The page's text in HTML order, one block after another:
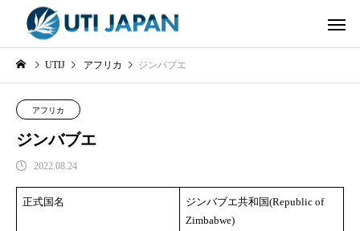
UTIJ アフリカ ジンバブエ
アフリカ
ジンバブエ
2022.08.24
正式国名
ジンバブエ共和国(Republic of
Zimbabwe)